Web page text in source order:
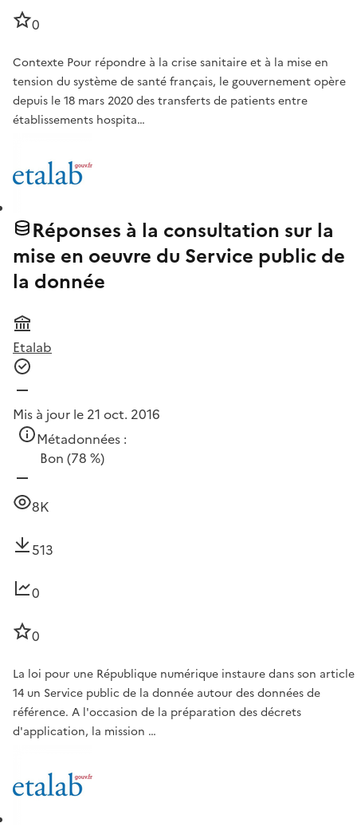
0
Contexte Pour répondre à la crise sanitaire et à la mise en
tension du système de santé français, le gouvernement opère
depuis le 18 mars 2020 des transferts de patients entre
établissements hospita…
Réponses à la consultation sur la
mise en oeuvre du Service public de
la donnée
Etalab
Mis à jour le 21 oct. 2016
Métadonnées :
Bon (78 %)
8K
513
0
0
La loi pour une République numérique instaure dans son article
14 un Service public de la donnée autour des données de
référence. A l'occasion de la préparation des décrets
d'application, la mission …